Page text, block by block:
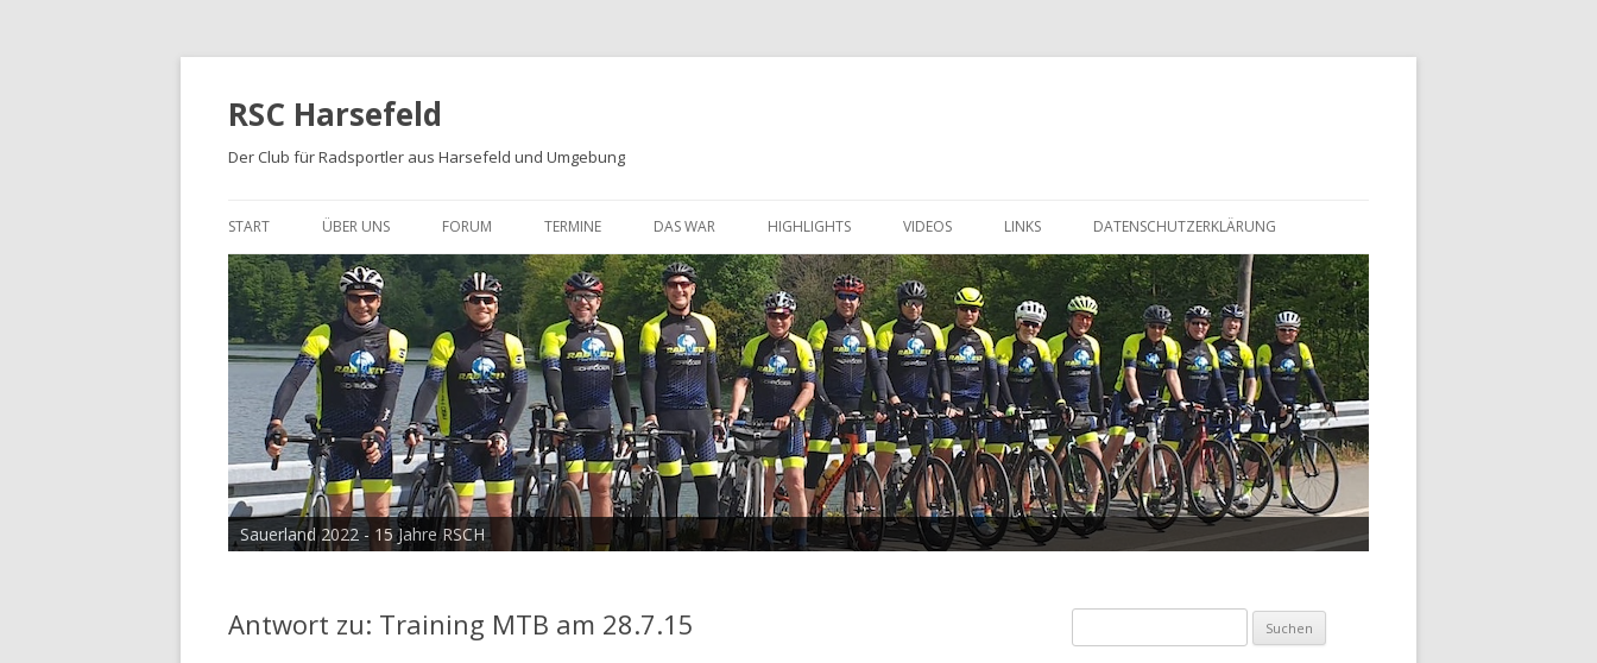
RSC Harsefeld
Der Club für Radsportler aus Harsefeld und Umgebung
Inhalt
START ÜBER UNS
ÜBER UNS
UNSERE STRECKEN
FOTOALBEN
PRESSE
TRIKOTS
IMPRESSUM
FORUM TERMINE DAS WAR HIGHLIGHTS VIDEOS LINKS DATENSCHUTZERKLÄRUNG
Sauerland 2022 - 15 Jahre RSCH
Antwort zu: Training MTB am 28.7.15
nach: